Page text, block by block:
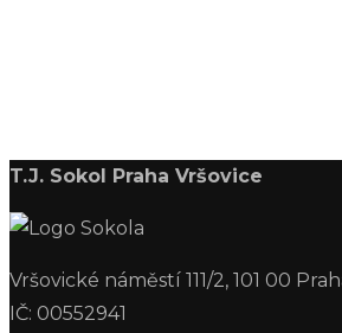
T.J. Sokol Praha Vršovice
Vršovické náměstí 111/2, 101 00
IČ: 00552941